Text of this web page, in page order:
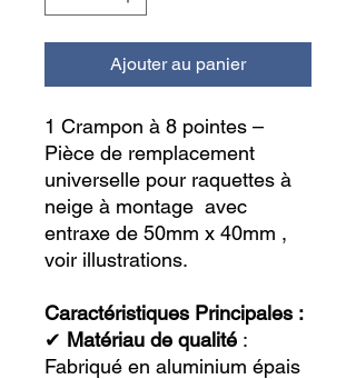
Ajouter au panier
1 Crampon à 8 pointes –
Pièce de remplacement
universelle pour raquettes à
neige à montage avec
entraxe de 50mm x 40mm ,
voir illustrations.
Caractéristiques Principales :
✔ Matériau de qualité :
Fabriqué en aluminium épais